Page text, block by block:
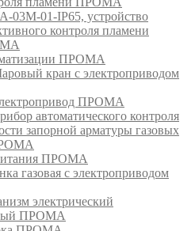
03М-01-IP65, устройство
контроля пламени
ПРОМА
кран c электроприводом
ПРОМА
автоматического контроля
запорной арматуры газовых
ПРОМА
газовая с электроприводом
электрический
ПРОМА